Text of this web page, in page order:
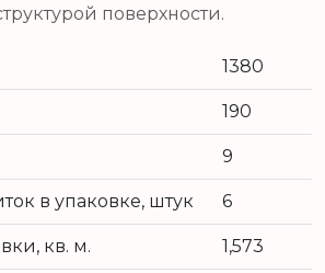
поверхности.
1380
190
9
в упаковке, штук 6
кв. м. 1,573